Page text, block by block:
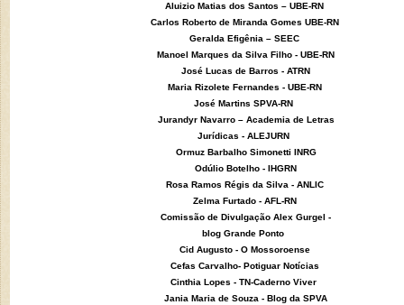
Aluizio Matias dos Santos – UBE-RN
Carlos Roberto de Miranda Gomes UBE-RN
Geralda Efigênia – SEEC
Manoel Marques da Silva Filho - UBE-RN
José Lucas de Barros - ATRN
Maria Rizolete Fernandes - UBE-RN
José Martins SPVA-RN
Jurandyr Navarro – Academia de Letras
Jurídicas - ALEJURN
Ormuz Barbalho Simonetti INRG
Odúlio Botelho - IHGRN
Rosa Ramos Régis da Silva - ANLIC
Zelma Furtado - AFL-RN
Comissão de Divulgação Alex Gurgel -
blog Grande Ponto
Cid Augusto - O Mossoroense
Cefas Carvalho- Potiguar Notícias
Cinthia Lopes - TN-Caderno Viver
Jania Maria de Souza - Blog da SPVA